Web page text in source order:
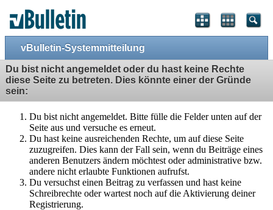
vBulletin-Systemmitteilung
Du bist nicht angemeldet oder du hast keine Rechte
diese Seite zu betreten. Dies könnte einer der Gründe
sein:
Du bist nicht angemeldet. Bitte fülle die Felder unten auf der
Seite aus und versuche es erneut.
Du hast keine ausreichenden Rechte, um auf diese Seite
zuzugreifen. Dies kann der Fall sein, wenn du Beiträge eines
anderen Benutzers ändern möchtest oder administrative bzw.
andere nicht erlaubte Funktionen aufrufst.
Du versuchst einen Beitrag zu verfassen und hast keine
Schreibrechte oder wartest noch auf die Aktivierung deiner
Registrierung.